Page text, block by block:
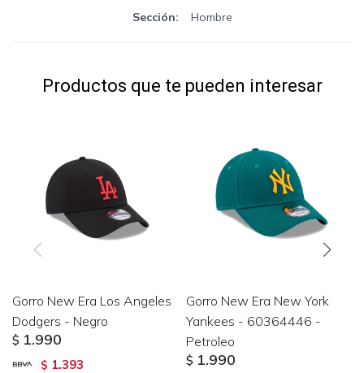
Sección Hombre
Productos que te pueden interesar
Gorro New Era Los Angeles
Dodgers - Negro
$ 1.990
$ 1.393
Gorro New Era New York
Yankees - 60364446 -
Petroleo
$ 1.990